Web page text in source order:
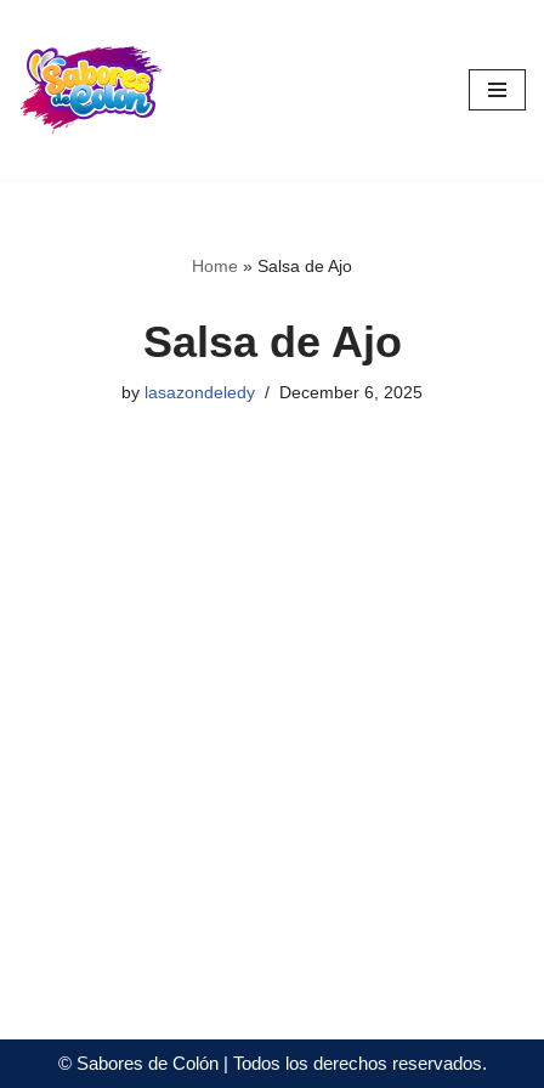
Skip
to
content
Home » Salsa de Ajo
Salsa de Ajo
by lasazondeledy December 6, 2025
©Sabores de Colón| Todos los derechos reservados.